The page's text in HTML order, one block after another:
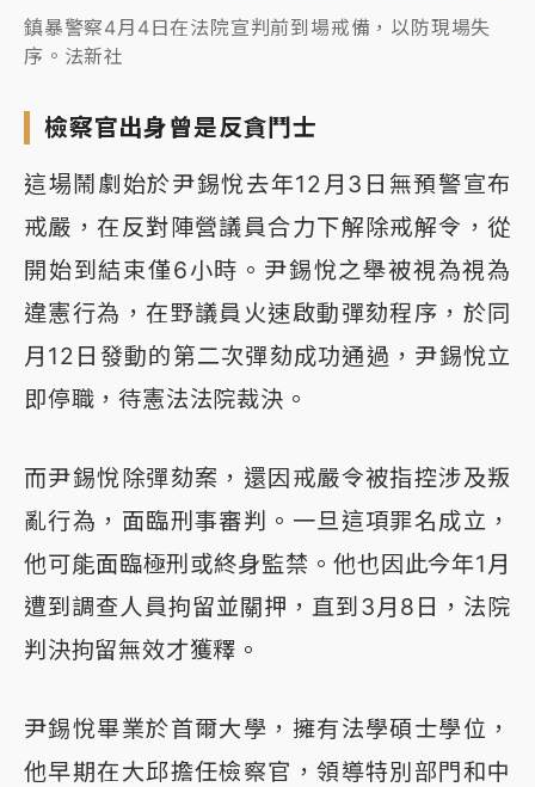
鎮暴警察4月4日在法院宣判前到場戒備，以防現場失
序。法新社
檢察官出身曾是反貪鬥士
這場鬧劇始於尹錫悅去年12月3日無預警宣布
戒嚴，在反對陣營議員合力下解除戒解令，從
開始到結束僅6小時。尹錫悅之舉被視為視為
違憲行為，在野議員火速啟動彈劾程序，於同
月12日發動的第二次彈劾成功通過，尹錫悅立
即停職，待憲法法院裁決。
而尹錫悅除彈劾案，還因戒嚴令被指控涉及叛
亂行為，面臨刑事審判。一旦這項罪名成立，
他可能面臨極刑或終身監禁。他也因此今年1月
遭到調查人員拘留並關押，直到3月8日，法院
判決拘留無效才獲釋。
尹錫悅畢業於首爾大學，擁有法學碩士學位，
他早期在大邱擔任檢察官，領導特別部門和中